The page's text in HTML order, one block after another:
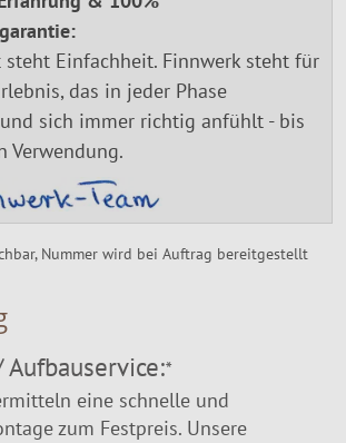
Einfachheit. Finnwerk steht für
das in jeder Phase
sich immer richtig anfühlt - bis
Verwendung.
Nummer wird bei Auftrag bereitgestellt
*
eine schnelle und
zum Festpreis. Unsere